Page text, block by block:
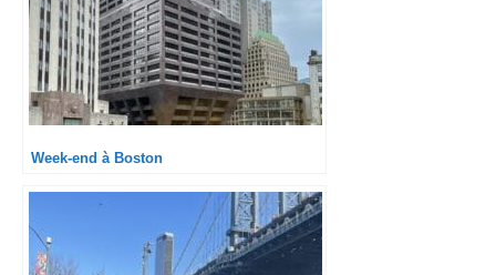
Week-end à Boston